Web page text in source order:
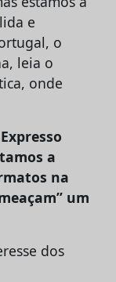
e
o
leia o
onde
a
na
um
dos